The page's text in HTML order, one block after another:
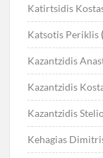
Katirtsidis
Katsotis Periklis
Kazantzidis
Kazantzidis
Kazantzidis
Kehagias